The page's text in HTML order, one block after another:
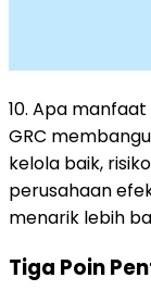
10. Apa
GRC
kelola baik,
perusahaan
menarik lebih
Tiga Poin